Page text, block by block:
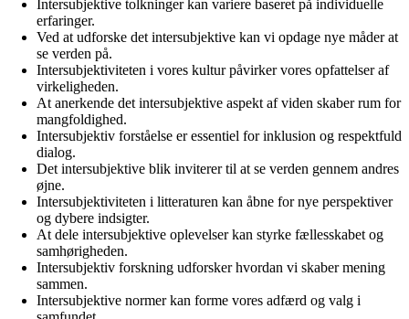
Intersubjektive tolkninger kan variere baseret på individuelle
erfaringer.
Ved at udforske det intersubjektive kan vi opdage nye måder at
se verden på.
Intersubjektiviteten i vores kultur påvirker vores opfattelser af
virkeligheden.
At anerkende det intersubjektive aspekt af viden skaber rum for
mangfoldighed.
Intersubjektiv forståelse er essentiel for inklusion og respektfuld
dialog.
Det intersubjektive blik inviterer til at se verden gennem andres
øjne.
Intersubjektiviteten i litteraturen kan åbne for nye perspektiver
og dybere indsigter.
At dele intersubjektive oplevelser kan styrke fællesskabet og
samhørigheden.
Intersubjektiv forskning udforsker hvordan vi skaber mening
sammen.
Intersubjektive normer kan forme vores adfærd og valg i